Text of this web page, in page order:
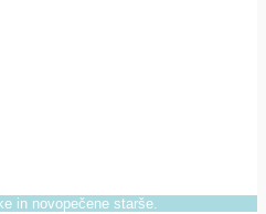
in novopečene starše.